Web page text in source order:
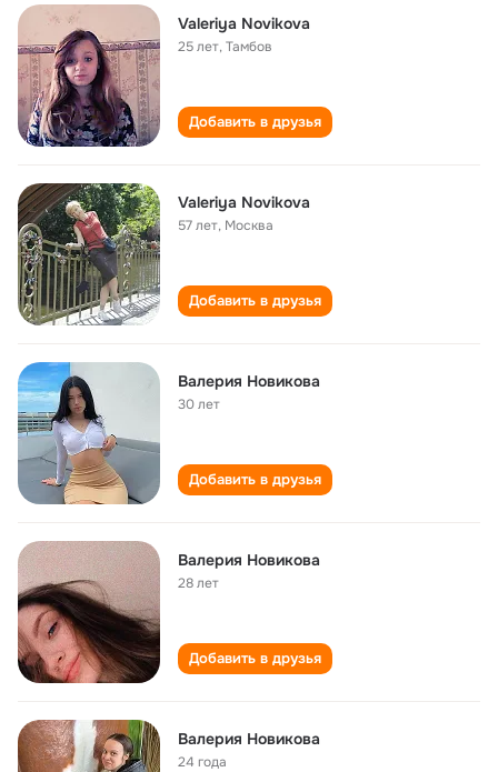
Valeriya Novikova
25 лет,Тамбов
Добавить в друзья
Valeriya Novikova
57 лет, Москва
Добавить в друзья
Валерия Новикова
30 лет
Добавить в друзья
Валерия Новикова
28 лет
Добавить в друзья
Валерия Новикова
24 года